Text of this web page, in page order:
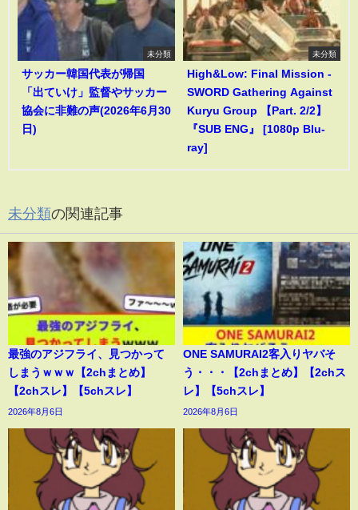
未分類
サッカー韓国代表が帰国
「出ていけ」監督やサッカー
協会に非難の声(2026年6月30
日)
未分類
High&Low: Final Mission -
SWORD Gathering Against
Kuryu Group 【Part. 2/2】
『SUB ENG』 [1080p Blu-
ray]
未分類の関連記事
最強のアジフライ、見つかって
しまうｗｗｗ【2chまとめ】
【2chスレ】【5chスレ】
2026年8月6日
ONE SAMURAI2客入りヤバそ
う・・・【2chまとめ】【2chス
レ】【5chスレ】
2026年8月6日